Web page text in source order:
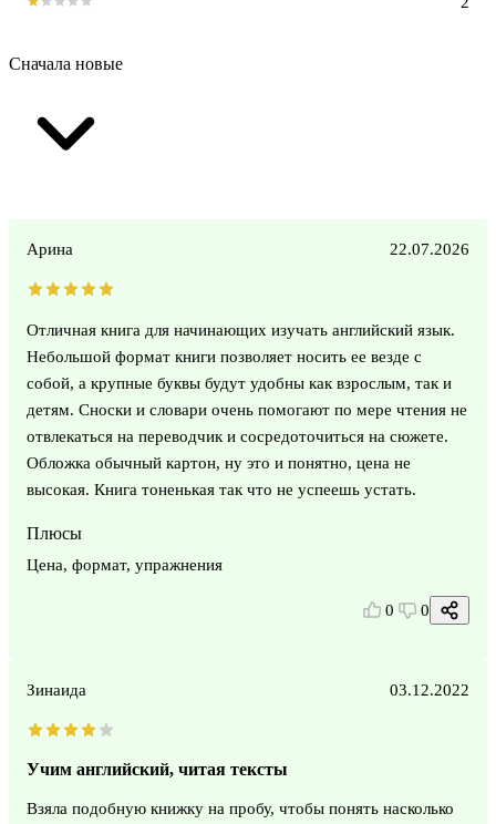
Сначала новые
Арина 22.07.2026
Отличная книга для начинающих изучать английский язык.
Небольшой формат книги позволяет носить ее везде с
собой, а крупные буквы будут удобны как взрослым, так и
детям. Сноски и словари очень помогают по мере чтения не
отвлекаться на переводчик и сосредоточиться на сюжете.
Обложка обычный картон, ну это и понятно, цена не
высокая. Книга тоненькая так что не успеешь устать.
Плюсы
Цена, формат, упражнения
0 0
Зинаида 03.12.2022
Учим английский, читая тексты
Взяла подобную книжку на пробу, чтобы понять насколько